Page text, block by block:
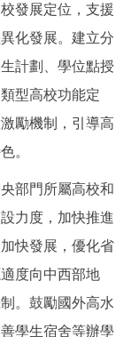
發展定位，支援
化發展。建立分
計劃、學位點授
型高校功能定
勵機制，引導高
。
部門所屬高校和
力度，加快推進
快發展，優化省
度向中西部地
。鼓勵國外高水
學生宿舍等辦學